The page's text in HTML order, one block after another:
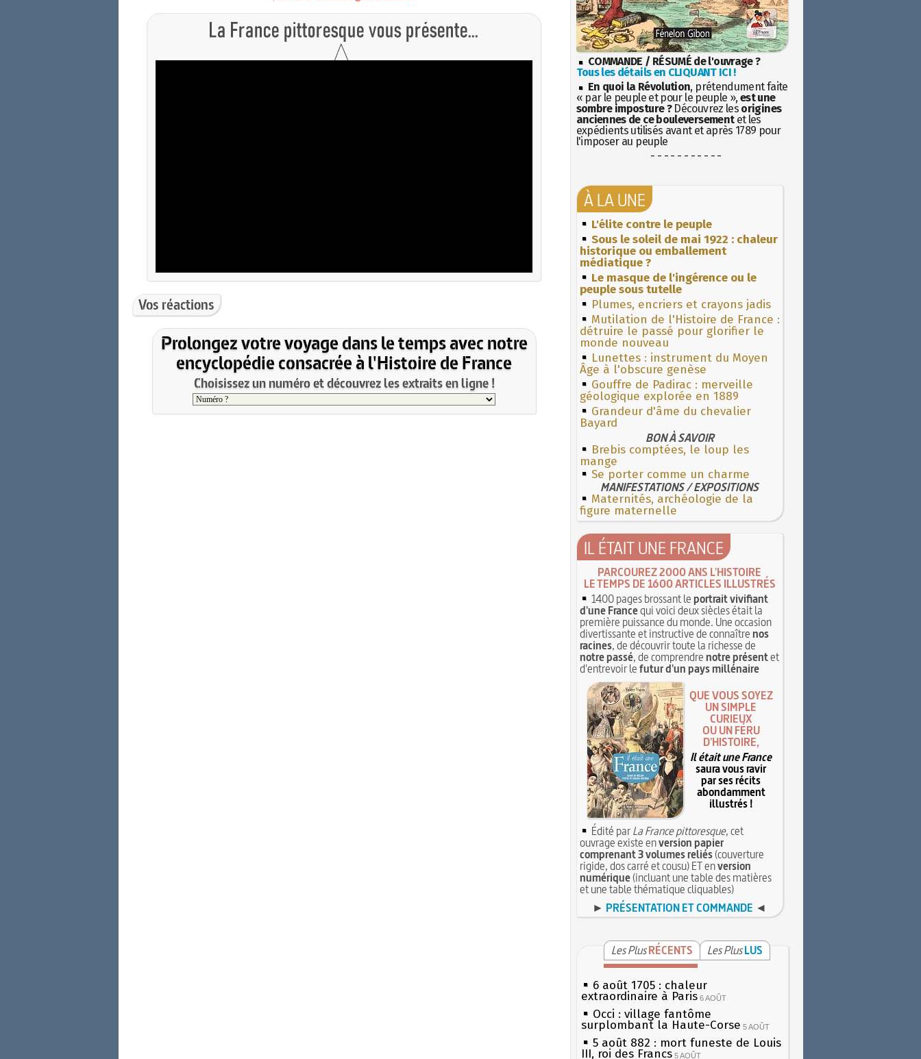
Vos réactions
Prolongez votre voyage dans le temps avec notre
encyclopédie consacrée à l'Histoire de France
Choisissez un numéro et découvrez les extraits en ligne !
COMMANDE / RÉSUMÉ de l'ouvrage ?
Tous les détails en CLIQUANT ICI !
En quoi la Révolution, prétendument faite
« par le peuple et pour le peuple », est une
sombre imposture ?Découvrez les origines
anciennes de ce bouleversementet les
expédients utilisés avant et après 1789 pour
l'imposer au peuple
- - - - - - - - - - -
À LA UNE
L'élite contre le peuple
Sous le soleil de mai 1922 : chaleur
historique ou emballement
médiatique ?
Le masque de l'ingérence ou le
peuple sous tutelle
Plumes, encriers et crayons jadis
Mutilation de l'Histoire de France :
détruire le passé pour glorifier le
monde nouveau
Lunettes : instrument du Moyen
Âge à l'obscure genèse
Gouffre de Padirac : merveille
géologique explorée en 1889
Grandeur d'âme du chevalier
Bayard
BON À SAVOIR
Brebis comptées, le loup les
mange
Se porter comme un charme
MANIFESTATIONS / EXPOSITIONS
Maternités, archéologie de la
figure maternelle
IL ÉTAIT UNE FRANCE
PARCOUREZ 2000 ANS L'HISTOIRE
LE TEMPS DE 1600 ARTICLES ILLUSTRÉS
1400 pages brossant leportrait vivifiant
d'une Francequi voici deux siècles était la
première puissance du monde. Une occasion
divertissante et instructive de connaîtrenos
racines, de découvrir toute la richesse de
notre passé, de comprendrenotre présentet
d'entrevoir lefutur d'un pays millénaire
QUE VOUS SOYEZ
UN SIMPLE
CURIEUX
OU UN FÉRU
D'HISTOIRE,
Il était une France
saura vous ravir
par ses récits
abondamment
illustrés !
Édité parLa France pittoresque, cet
ouvrage existe enversion papier
comprenant 3 volumes reliés(couverture
rigide, dos carré et cousu) ET enversion
numérique(incluant une table des matières
et une table thématique cliquables)
► PRÉSENTATION ET COMMANDE ◄
Les Plus RÉCENTS Les Plus LUS
6 août 1705 : chaleur
extraordinaire à Paris 6 AOÛT
Occi : village fantôme
surplombant la Haute-Corse 5 AOÛT
5 août 882 : mort funeste de Louis
III, roi des Francs 5 AOÛT